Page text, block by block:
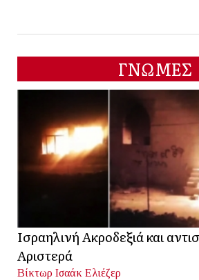
ΓΝΩΜΕΣ
Ισραηλινή Ακροδεξιά και
Αριστερά
Βίκτωρ Ισαάκ Ελιέζερ